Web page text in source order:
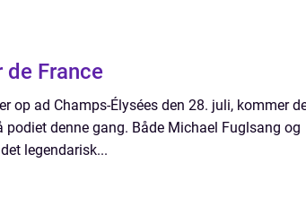
de France
op ad Champs-Élysées den 28. juli, kommer
denne gang. Både Michael Fuglsang og
legendarisk...